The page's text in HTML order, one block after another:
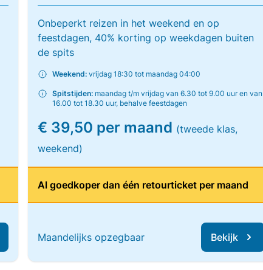
Onbeperkt reizen in het weekend en op
feestdagen, 40% korting op weekdagen buiten
de spits
Weekend: vrijdag 18:30 tot maandag 04:00
Spitstijden: maandag t/m vrijdag van 6.30 tot 9.00 uur en van
16.00 tot 18.30 uur, behalve feestdagen
€ 39,50 per maand (tweede klas,
weekend)
Al goedkoper dan één retourticket per maand
Maandelijks opzegbaar Bekijk